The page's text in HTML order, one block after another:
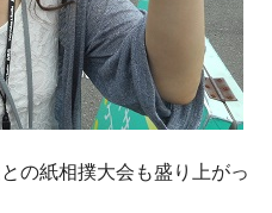
の紙相撲大会も盛り上がっ